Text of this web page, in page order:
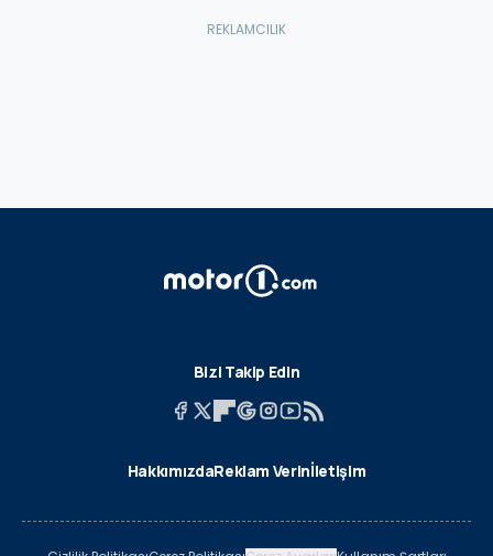
Bizi Takip Edin
HakkımızdaReklam Verinİletişim